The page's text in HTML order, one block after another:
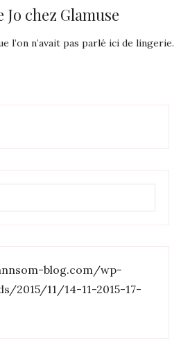
chez Glamuse
l’on n’avait pas parlé ici de lingerie.